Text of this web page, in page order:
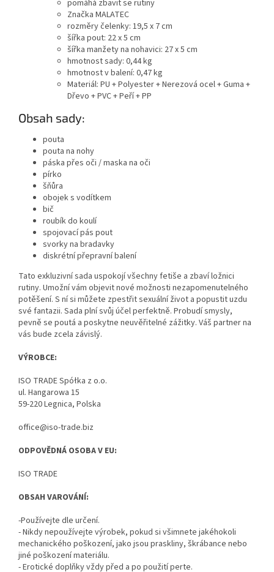
pomáhá zbavit se rutiny
Značka MALATEC
rozměry čelenky: 19,5 x 7 cm
šířka pout: 22 x 5 cm
šířka manžety na nohavici: 27 x 5 cm
hmotnost sady: 0,44 kg
hmotnost v balení: 0,47 kg
Materiál: PU + Polyester + Nerezová ocel + Guma +
Dřevo + PVC + Peří + PP
Obsah sady:
pouta
pouta na nohy
páska přes oči / maska na oči
pírko
šňůra
obojek s vodítkem
bič
roubík do koulí
spojovací pás pout
svorky na bradavky
diskrétní přepravní balení
Tato exkluzivní sada uspokojí všechny fetiše a zbaví ložnici
rutiny. Umožní vám objevit nové možnosti nezapomenutelného
potěšení. S ní si můžete zpestřit sexuální život a popustit uzdu
své fantazii. Sada plní svůj účel perfektně. Probudí smysly,
pevně se poutá a poskytne neuvěřitelné zážitky. Váš partner na
vás bude zcela závislý.
VÝROBCE:
ISO TRADE Spółka z o.o.
ul. Hangarowa 15
59-220 Legnica, Polska
office@iso-trade.biz
ODPOVĚDNÁ OSOBA V EU:
ISO TRADE
OBSAH VAROVÁNÍ:
-Používejte dle určení.
- Nikdy nepoužívejte výrobek, pokud si všimnete jakéhokoli
mechanického poškození, jako jsou praskliny, škrábance nebo
jiné poškození materiálu.
- Erotické doplňky vždy před a po použití perte.